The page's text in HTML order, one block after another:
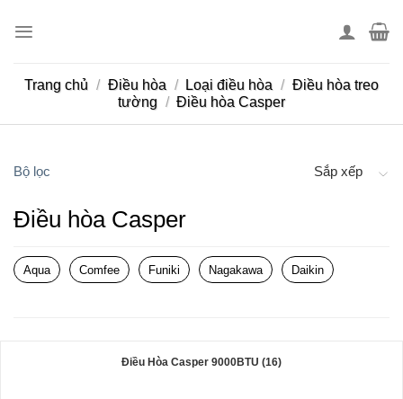
Trang chủ / Điều hòa / Loại điều hòa / Điều hòa treo
tường / Điều hòa Casper
Bộ lọc Sắp xếp
Điều hòa Casper
Aqua Comfee Funiki Nagakawa Daikin
Điều Hòa Casper 9000BTU (16)